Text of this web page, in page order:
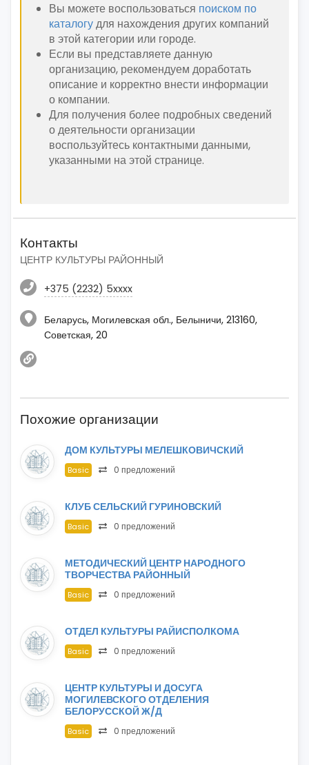
Вы можете воспользоваться поиском по
каталогудля нахождения других компаний
в этой категории или городе.
Если вы представляете данную
организацию, рекомендуем доработать
описание и корректно внести информации
о компании.
Для получения более подробных сведений
о деятельности организации
воспользуйтесь контактными данными,
указанными на этой странице.
Контакты
ЦЕНТР КУЛЬТУРЫ РАЙОННЫЙ
+375 (2232) 5xxxx
Беларусь, Могилевская обл., Белыничи, 213160,
Советская, 20
Похожие организации
ДОМ КУЛЬТУРЫ МЕЛЕШКОВИЧСКИЙ
Basic 0 предложений
КЛУБ СЕЛЬСКИЙ ГУРИНОВСКИЙ
Basic 0 предложений
МЕТОДИЧЕСКИЙ ЦЕНТР НАРОДНОГО
ТВОРЧЕСТВА РАЙОННЫЙ
Basic 0 предложений
ОТДЕЛ КУЛЬТУРЫ РАЙИСПОЛКОМА
Basic 0 предложений
ЦЕНТР КУЛЬТУРЫ И ДОСУГА
МОГИЛЕВСКОГО ОТДЕЛЕНИЯ
БЕЛОРУССКОЙ Ж/Д
Basic 0 предложений